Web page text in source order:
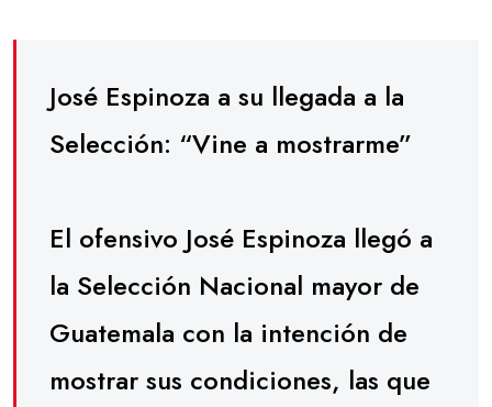
José Espinoza a su llegada a la
Selección: “Vine a mostrarme”
El ofensivo José Espinoza llegó a
la Selección Nacional mayor de
Guatemala con la intención de
mostrar sus condiciones, las que